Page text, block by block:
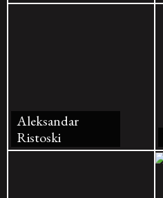
Aleksandar
Ristoski